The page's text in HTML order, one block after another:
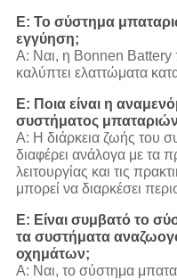
Ε: Το σύστημα
εγγύηση;
Α: Ναι, η Bonnen Battery
καλύπτει ελαττώματα
Ε: Ποια είναι η
συστήματος
Α: Η διάρκεια ζωής του
διαφέρει ανάλογα με τα
λειτουργίας και τις
μπορεί να διαρκέσει
Ε: Είναι συμβατό το
τα συστήματα
οχημάτων;
Α: Ναι, το σύστημα